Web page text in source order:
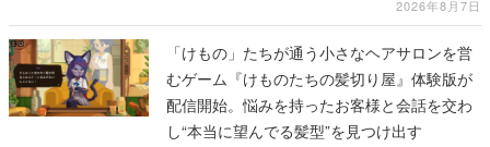
定
2026年8月7日
「けもの」たちが通う小さなヘアサロンを営
むゲーム『けものたちの髪切り屋』体験版が
配信開始。悩みを持ったお客様と会話を交わ
し“本当に望んでる髪型”を見つけ出す